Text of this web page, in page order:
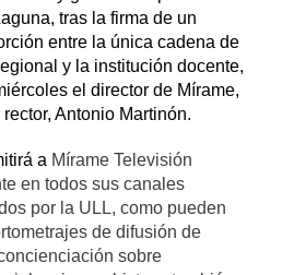
tras la firma de un
entre la única cadena de
y la institución docente,
el director de Mírame,
Antonio Martinón.
a Mírame Televisión
en todos sus canales
por la ULL, como pueden
de difusión de
sobre